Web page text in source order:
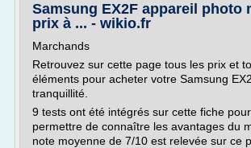
Samsung EX2F appareil photo
prix à ... - wikio.fr
Marchands
Retrouvez sur cette page tous les prix et
éléments pour acheter votre Samsung
tranquillité.
9 tests ont été intégrés sur cette fiche
permettre de connaître les avantages du
note moyenne de 7/10 est relevée sur ce